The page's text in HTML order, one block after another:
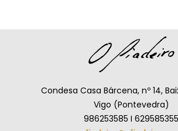
Condesa Casa Bárcena, nº 14,
Vigo (Pontevedra)
986253585 I 629585355